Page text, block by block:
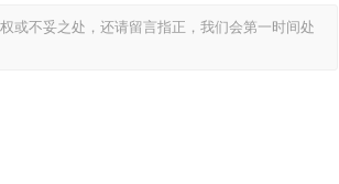
或不妥之处，还请留言指正，我们会第一时间处